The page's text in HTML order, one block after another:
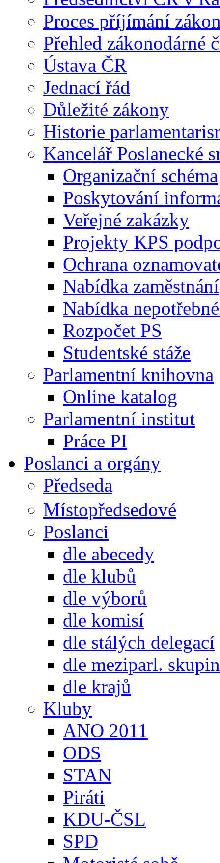
Proces příjímání
Přehled zákonodárné
Ústava ČR
Jednací řád
Důležité zákony
Historie
Kancelář Poslanecké
Organizační schéma
Poskytování
Veřejné zakázky
Projekty KPS
Ochrana
Nabídka zaměstnání
Nabídka
Rozpočet PS
Studentské stáže
Parlamentní knihovna
Online katalog
Parlamentní institut
Práce PI
Poslanci a orgány
Předseda
Místopředsedové
Poslanci
dle abecedy
dle klubů
dle výborů
dle komisí
dle stálých delegací
dle meziparl. skupin
dle krajů
Kluby
ANO 2011
ODS
STAN
Piráti
KDU-ČSL
SPD